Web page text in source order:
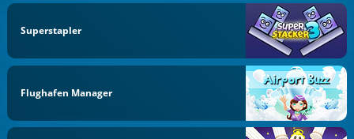
Superstapler
Flughafen Manager